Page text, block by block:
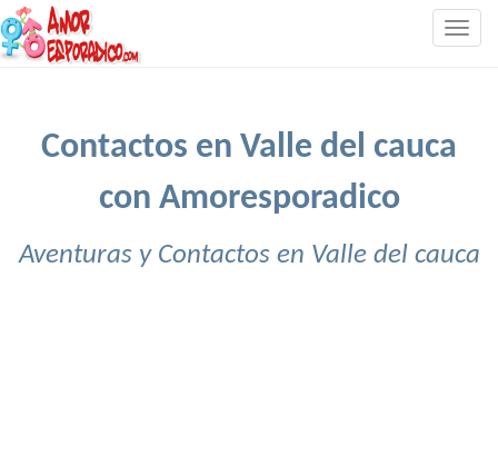
Contactos en Valle del cauca
con Amoresporadico
Aventuras y Contactos en Valle del cauca